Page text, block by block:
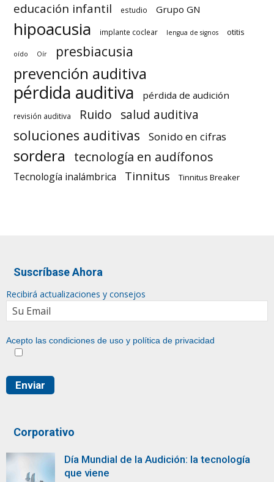
educación infantil estudio Grupo GN
hipoacusia implante coclear lengua de signos otitis
oído Oír presbiacusia
prevención auditiva
pérdida auditiva pérdida de audición
revisión auditiva Ruido salud auditiva
soluciones auditivas Sonido en cifras
sordera tecnología en audífonos
Tecnología inalámbrica Tinnitus Tinnitus Breaker
Suscríbase Ahora
Recibirá actualizaciones y consejos
Acepto las condiciones de uso y política de privacidad
Corporativo
Día Mundial de la Audición: la tecnología
que viene